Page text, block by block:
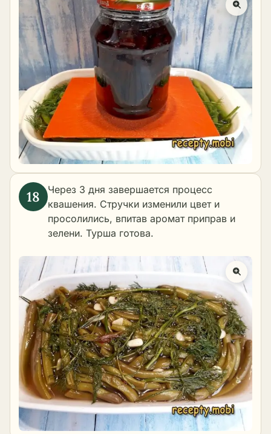
Через 3 дня завершается процесс
квашения. Стручки изменили цвет и
просолились, впитав аромат приправ и
зелени. Турша готова.